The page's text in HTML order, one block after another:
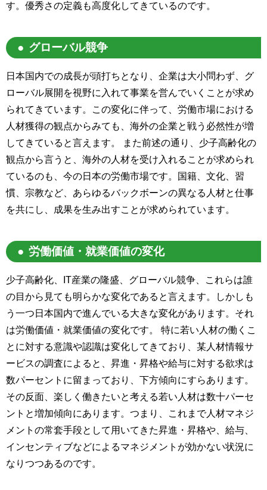
す。優秀さの定義も高度化してきているのです。
グローバル競争
日本国内での成長が頭打ちとなり、企業は大小問わず、グ
ローバル展開を視野に入れて事業を営んでいくことが求め
られてきています。この変化に伴って、労働市場における
人材獲得の観点からみても、海外の企業と戦う必然性が増
してきていると言えます。 また前述の通り、少子高齢化の
観点から言うと、海外の人材を受け入れることが求められ
ているのも、今の日本の労働市場です。国籍、文化、習
慣、宗教など、あらゆるバックボーンの異なる人材と仕事
を共にし、成果を生み出すことが求められています。
労働価値・就業価値の変化
少子高齢化、IT産業の隆盛、グローバル競争、これらは誰
の目から見ても明らかな変化であると言えます。しかしも
う一つ日本国内で進んでいる大きな変化があります。それ
は労働価値・就業価値の変化です。 特に若い人材の働くこ
とに対する意識や認識は変化してきており、某人材情報サ
ービスの調査によると、昇進・昇格や給与に対する欲求は
数パーセントに留まっており、下方傾向にすらあります。
その反面、楽しく働きたいと考える若い人材は数十パーセ
ントと増加傾向にあります。つまり、これまで人材マネジ
メントの常套手段として用いてきた昇進・昇格や、給与、
インセンティブなどによるマネジメントが効かない状況に
なりつつあるのです。